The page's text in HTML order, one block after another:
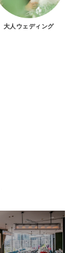
大人ウェディング